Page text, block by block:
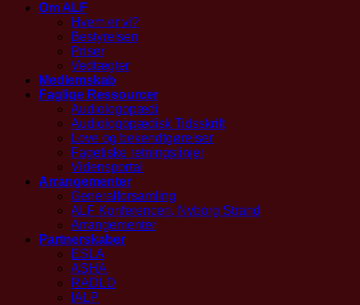
Om ALF
Hvem er vi?
Bestyrelsen
Priser
Vedtægter
Medlemskab
Faglige Ressourcer
Audiologopædi
Audiologopædisk Tidsskrift
Love og bekendtgørelser
Fagetiske retningslinjer
Vidensportal
Arrangementer
Generalforsamling
ALF Konferencen, Nyborg Strand
Arrangementer
Partnerskaber
ESLA
ASHA
RADLD
IALP